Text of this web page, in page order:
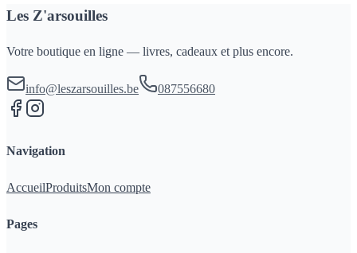
Les Z'arsouilles
Votre boutique en ligne — livres, cadeaux et plus encore.
info@leszarsouilles.be 087556680
Navigation
AccueilProduitsMon compte
Pages